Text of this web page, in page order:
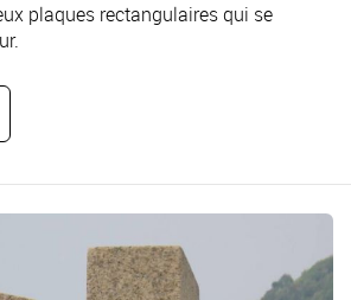
plaques rectangulaires qui se